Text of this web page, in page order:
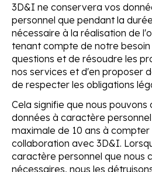
3D&I ne conservera vos
personnel que pendant la
nécessaire à la réalisation de
tenant compte de notre
questions et de résoudre les
nos services et d'en proposer
de respecter les obligations
Cela signifie que nous
données à caractère
maximale de 10 ans à
collaboration avec 3D&I.
caractère personnel que nous
nécessaires, nous les